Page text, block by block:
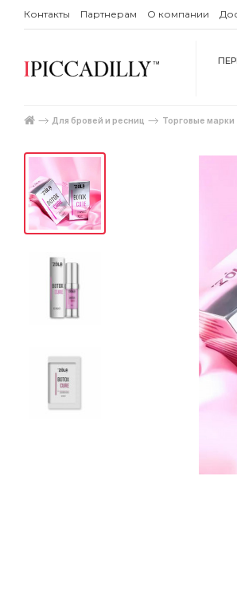
Контакты Партнерам О компании
Для бровей и ресниц Торговые марки